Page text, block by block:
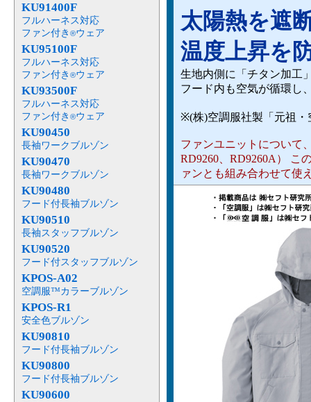
太陽熱を遮
温度上昇を
生地内側に「チタン加工
フード内も空気が循環し
※(株)空調服社製「元祖
ファンユニットについて
RD9260、RD9260A） こ
ァンとも組み合わせて使
KU91400F
フルハーネス対応
ファン付き ®ウェア
KU95100F
フルハーネス対応
ファン付き ®ウェア
KU93500F
フルハーネス対応
ファン付き ®ウェア
KU90450
長袖ワークブルゾン
KU90470
長袖ワークブルゾン
KU90480
フード付長袖ブルゾン
KU90510
長袖スタッフブルゾン
KU90520
フード付スタッフブルゾン
KPOS-A02
空調服™カラーブルゾン
KPOS-R1
安全色ブルゾン
KU90810
フード付長袖ブルゾン
KU90800
フード付長袖ブルゾン
KU90600